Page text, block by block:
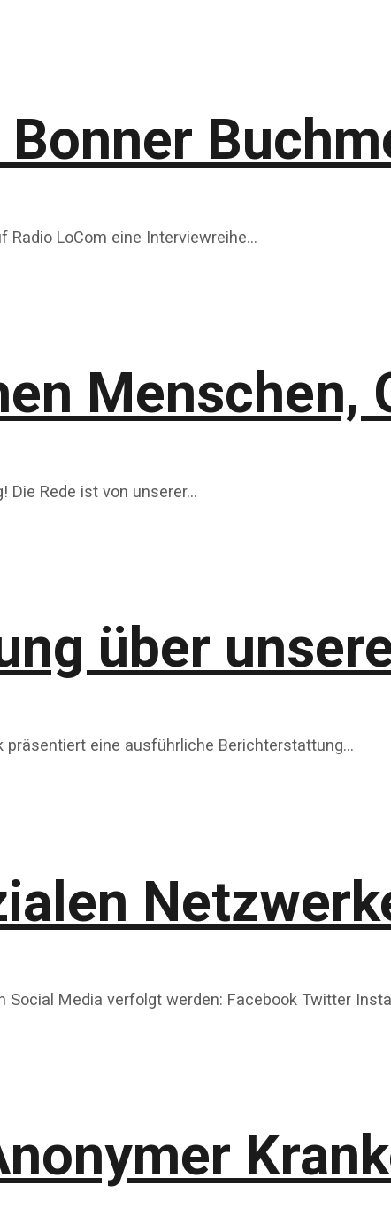
Radio LoCom eine Interviewreihe…
Menschen,
Die Rede ist von unserer…
über
präsentiert eine ausführliche Berichterstattung…
Social Media verfolgt werden: Facebook Twitter